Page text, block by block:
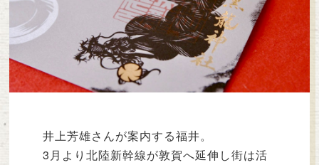
井上芳雄さんが案内する福井。
3月より北陸新幹線が敦賀へ延伸し街は活